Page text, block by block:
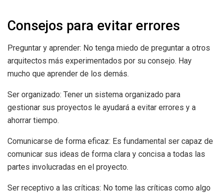
Consejos para evitar errores
Preguntar y aprender: No tenga miedo de preguntar a otros
arquitectos más experimentados por su consejo. Hay
mucho que aprender de los demás.
Ser organizado: Tener un sistema organizado para
gestionar sus proyectos le ayudará a evitar errores y a
ahorrar tiempo.
Comunicarse de forma eficaz: Es fundamental ser capaz de
comunicar sus ideas de forma clara y concisa a todas las
partes involucradas en el proyecto.
Ser receptivo a las críticas: No tome las críticas como algo